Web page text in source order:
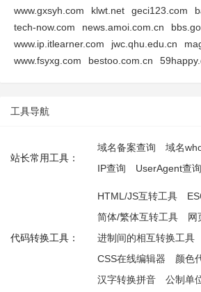
www.gxsyh.com
klwt.net geci123.com
tech-now.com
news.amoi.com.cn
www.ip.itlearner.com
jwc.qhu.edu.cn
www.fsyxg.com
bestoo.com.cn
工具导航
站长常用工具：
域名备案查询 域名
IP查询
UserAgent查询
代码转换工具：
HTML/JS互转工具
简体/繁体互转工具
网
进制间的相互转换工具
CSS在线编辑器
颜色
汉字转换拼音
公制单